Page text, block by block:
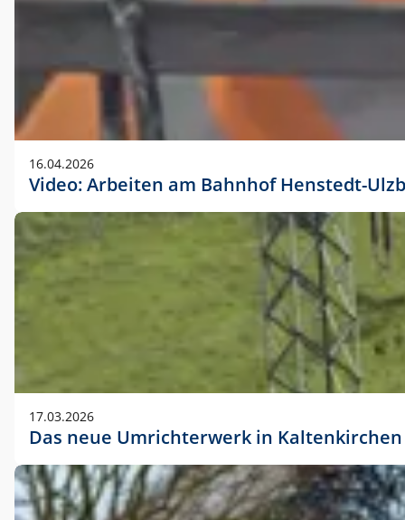
16.04.2026
Video: Arbeiten am Bahnhof Henstedt-
17.03.2026
Das neue Umrichterwerk in Kaltenkirchen